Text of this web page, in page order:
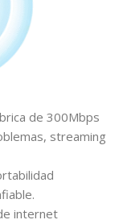
de 300Mbps
streaming
internet